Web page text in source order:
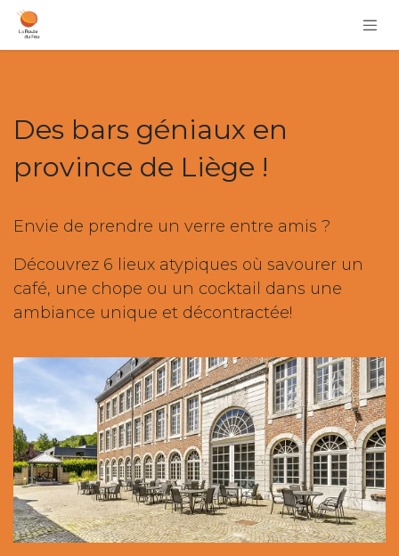
Se rendre au contenu
Des bars géniaux en
province de Liège !
Envie de prendre un verre entre amis ?
Découvrez 6 lieux atypiques où savourer un
café, une chope ou un cocktail dans une
ambiance unique et décontractée!